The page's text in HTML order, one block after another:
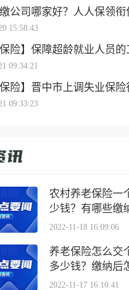
公司哪家好？人人保领衔
15:58:43
保险】保障超龄就业人员
09:34:21
保险】晋中市上调失业保
09:33:23
农村养老保险一
少钱？有哪些缴
2022-11-18 16:09:06
养老保险怎么交
多少钱？缴纳后
2022-11-17 16:10:41